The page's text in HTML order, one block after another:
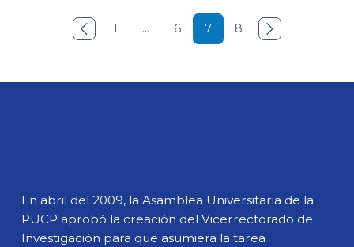
 1 … 6 7 8 
En abril del 2009, la Asamblea Universitaria de la
PUCP aprobó la creación del Vicerrectorado de
Investigación para que asumiera la tarea